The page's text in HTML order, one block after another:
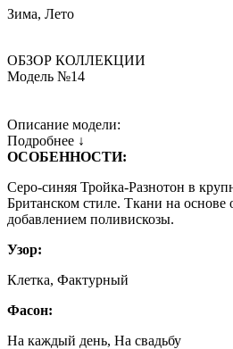
Зима, Лето
ОБЗОР КОЛЛЕКЦИИ
Модель №14
Описание модели:
Подробнее ↓
ОСОБЕННОСТИ:
Серо-синяя Тройка-Разнотон в
Британском стиле. Ткани на основе
добавлением поливискозы.
Узор:
Клетка, Фактурный
Фасон:
На каждый день, На свадьбу